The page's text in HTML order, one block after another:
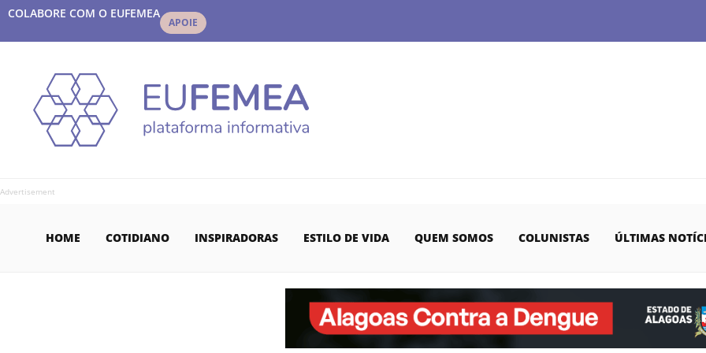
COLABORE COM O EUFEMEA
APOIE
Advertisement
HOME COTIDIANO INSPIRADORAS ESTILO DE VIDA QUEM SOMOS COLUNISTAS ÚLTIMAS